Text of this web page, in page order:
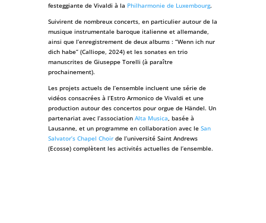
festeggiante de Vivaldi à la Philharmonie de Luxembourg.
Suivirent de nombreux concerts, en particulier autour de la
musique instrumentale baroque italienne et allemande,
ainsi que l’enregistrement de deux albums : “Wenn ich nur
dich habe” (Calliope, 2024) et les sonates en trio
manuscrites de Giuseppe Torelli (à paraître
prochainement).
Les projets actuels de l’ensemble incluent une série de
vidéos consacrées à l’Estro Armonico de Vivaldi et une
production autour des concertos pour orgue de Händel. Un
partenariat avec l’association Alta Musica , basée à
Lausanne, et un programme en collaboration avec le San
Salvator’s Chapel Choirde l’université Saint Andrews
(Ecosse) complètent les activités actuelles de l’ensemble.